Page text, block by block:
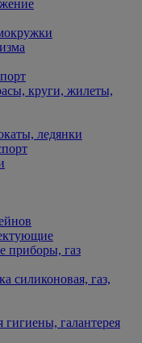
круги, жилеты,
ледянки
приборы, газ
силиконовая, газ,
галантерея